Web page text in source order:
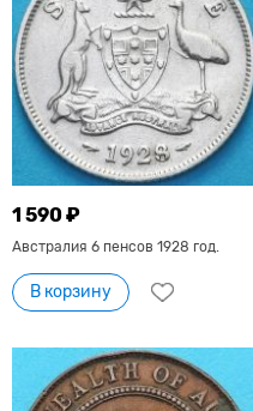
1 590 ₽
Австралия 6 пенсов 1928 год.
В корзину